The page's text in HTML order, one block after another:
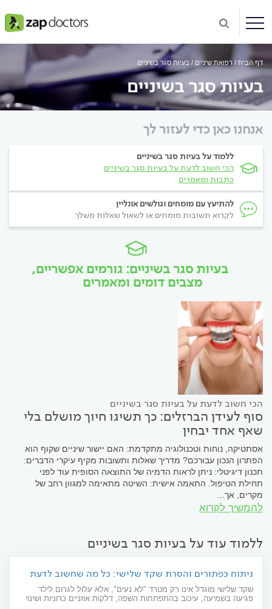
דף הבית רפואת שיניים בעיות סגר בשיניים
בעיות סגר בשיניים
אנחנו כאן כדי לעזור לך
ללמוד על בעיות סגר בשיניים
הכי חשוב לדעת על בעיות סגר בשיניים
כתבות ומאמרים
להתיעץ עם מומחים וגולשים אונליין
לקרוא תשובות מומחים או לשאול שאלות משלך
בעיות סגר בשיניים: גורמים אפשריים,
מצבים דומים ומאמרים
הכי חשוב לדעת על בעיות סגר בשיניים
סוף לעידן הברזלים: כך תשיגו חיוך מושלם בלי
שאף אחד יבחין
אסתטיקה, נוחות וטכנולוגיה מתקדמת: האם יישור שיניים שקוף הוא
הפתרון הנכון עבורכם? מדריך שאלות ותשובות מקיף עיקרי הדברים:
תכנון דיגיטלי: ניתן לראות הדמיה של התוצאה הסופית עוד לפני
תחילת הטיפול. התאמה אישית: השיטה מתאימה למגוון רחב של
מקרים, אך...
להמשיך לקרוא
ללמוד עוד על בעיות סגר בשיניים
ניתוח כפתורים והסרת שקד שלישי: כל מה שחשוב לדעת
שקד שלישי מוגדל אינו רק מטרד "לא נעים", אלא עלול לגרום לילד
פגיעה בשמיעה, עיכוב בהתפתחות השפה, דלקות אוזניים כרוניות ושינוי